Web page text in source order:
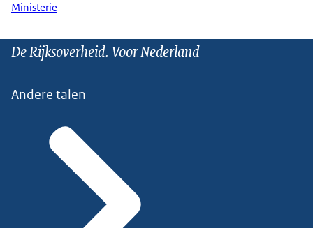
Ministerie
De Rijksoverheid. Voor Nederland
Andere talen